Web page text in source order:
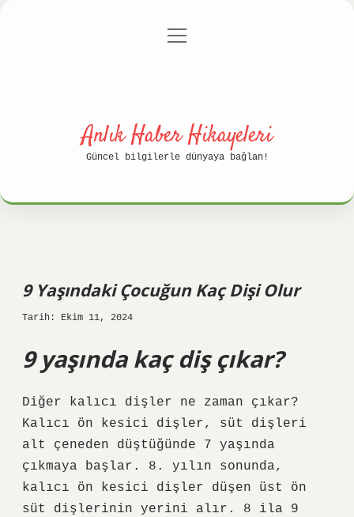
Gizlilik Politikası
menüyü
Anlık Haber Hikayeleri
Güncel bilgilerle dünyaya bağlan!
9 Yaşındaki Çocuğun Kaç Dişi Olur
Tarih: Ekim 11, 2024
9 yaşında kaç diş çıkar?
Diğer kalıcı dişler ne zaman çıkar?
Kalıcı ön kesici dişler, süt dişleri
alt çeneden düştüğünde 7 yaşında
çıkmaya başlar. 8. yılın sonunda,
kalıcı ön kesici dişler düşen üst ön
süt dişlerinin yerini alır. 8 ila 9